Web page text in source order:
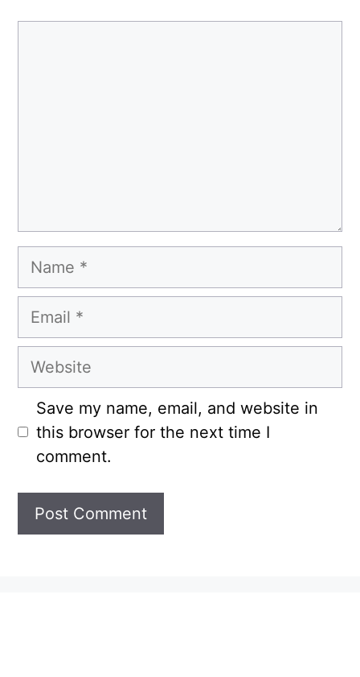
Name
Email
Website
Save my name, email, and website in
this browser for the next time I
comment.